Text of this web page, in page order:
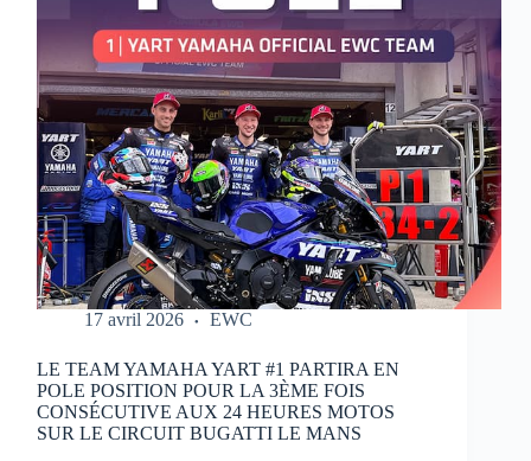
17 avril 2026 EWC
LE TEAM YAMAHA YART #1 PARTIRA EN
POLE POSITION POUR LA 3ÈME FOIS
CONSÉCUTIVE AUX 24 HEURES MOTOS
SUR LE CIRCUIT BUGATTI LE MANS